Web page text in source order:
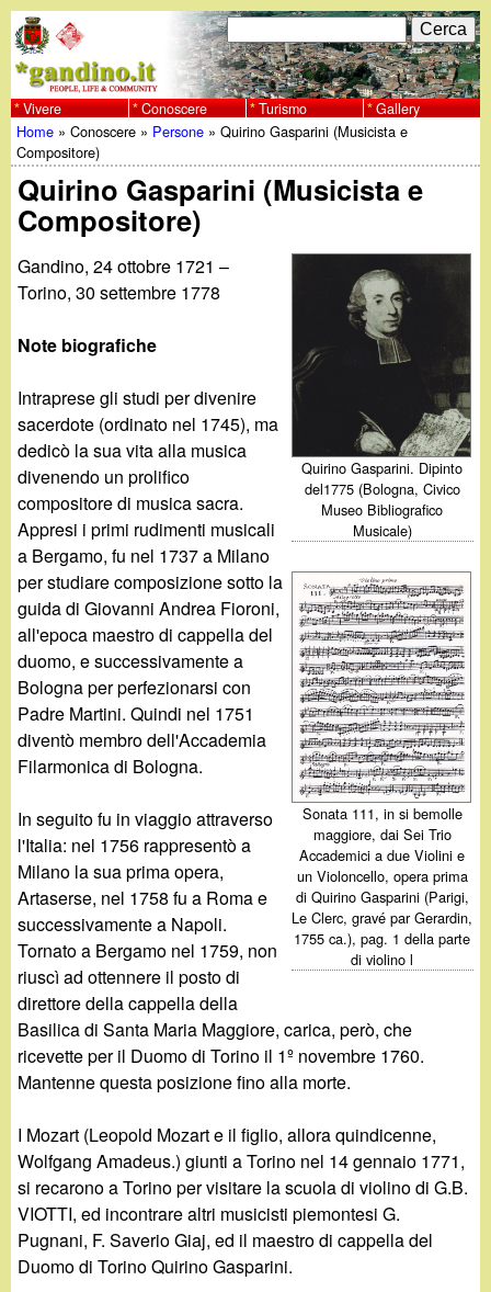
al
contenuto
principale
w
w
w
.
g
a
n
d
i
n
o
.
i
t
F
o
r
m
i
c
e
c
a
C
e
r
c
a
Vivere Conoscere Turismo Gallery
Tu
sei
qui
Home »Conoscere » Persone »Quirino Gasparini (Musicista e
Compositore)
Quirino Gasparini (Musicista e
Compositore)
Quirino Gasparini. Dipinto
del1775 (Bologna, Civico
Museo Bibliografico
Musicale)
Sonata 111, in si bemolle
maggiore, dai Sei Trio
Accademici a due Violini e
un Violoncello, opera prima
di Quirino Gasparini (Parigi,
Le Clerc, gravé par Gerardin,
1755 ca.), pag. 1 della parte
di violino l
Gandino, 24 ottobre 1721 –
Torino, 30 settembre 1778
Note biografiche
Intraprese gli studi per divenire
sacerdote (ordinato nel 1745), ma
dedicò la sua vita alla musica
divenendo un prolifico
compositore di musica sacra.
Appresi i primi rudimenti musicali
a Bergamo, fu nel 1737 a Milano
per studiare composizione sotto la
guida di Giovanni Andrea Fioroni,
all'epoca maestro di cappella del
duomo, e successivamente a
Bologna per perfezionarsi con
Padre Martini. Quindi nel 1751
diventò membro dell'Accademia
Filarmonica di Bologna.
In seguito fu in viaggio attraverso
l'Italia: nel 1756 rappresentò a
Milano la sua prima opera,
Artaserse, nel 1758 fu a Roma e
successivamente a Napoli.
Tornato a Bergamo nel 1759, non
riuscì ad ottennere il posto di
direttore della cappella della
Basilica di Santa Maria Maggiore, carica, però, che
ricevette per il Duomo di Torino il 1º novembre 1760.
Mantenne questa posizione fino alla morte.
I Mozart (Leopold Mozart e il figlio, allora quindicenne,
Wolfgang Amadeus.) giunti a Torino nel 14 gennaio 1771,
si recarono a Torino per visitare la scuola di violino di G.B.
VIOTTI, ed incontrare altri musicisti piemontesi G.
Pugnani, F. Saverio Giaj, ed il maestro di cappella del
Duomo di Torino Quirino Gasparini.